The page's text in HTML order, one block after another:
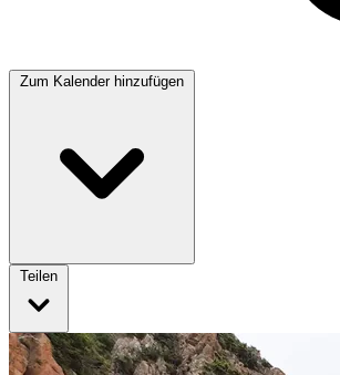
Zum Kalender hinzufügen
Teilen